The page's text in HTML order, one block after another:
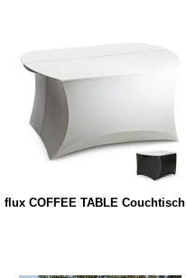
flux COFFEE TABLE Couchtisch